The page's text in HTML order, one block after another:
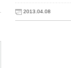
2013.04.08